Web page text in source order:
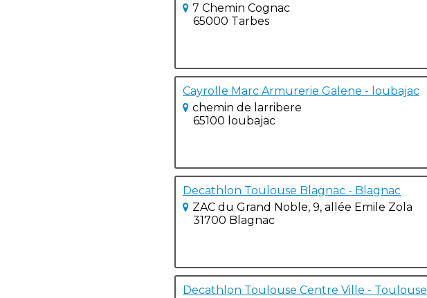
7 Chemin Cognac
65000 Tarbes
Cayrolle Marc Armurerie Galene - loubajac
chemin de larribere
65100 loubajac
Decathlon Toulouse Blagnac - Blagnac
ZAC du Grand Noble, 9, allée Emile Zola
31700 Blagnac
Decathlon Toulouse Centre Ville - Toulouse